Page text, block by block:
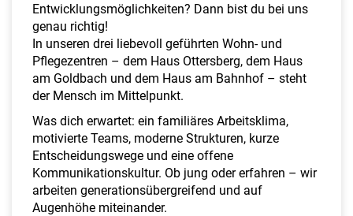
Entwicklungsmöglichkeiten? Dann bist du bei uns
genau richtig!
In unseren drei liebevoll geführten Wohn- und
Pflegezentren – dem Haus Ottersberg, dem Haus
am Goldbach und dem Haus am Bahnhof – steht
der Mensch im Mittelpunkt.
Was dich erwartet: ein familiäres Arbeitsklima,
motivierte Teams, moderne Strukturen, kurze
Entscheidungswege und eine offene
Kommunikationskultur. Ob jung oder erfahren – wir
arbeiten generationsübergreifend und auf
Augenhöhe miteinander.